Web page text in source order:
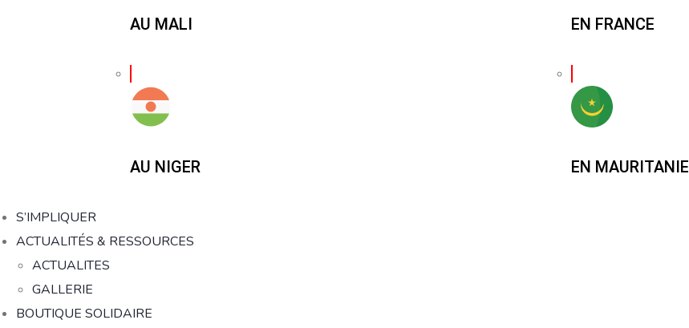
AU MALI
AU NIGER
EN FRANCE
EN MAURITANIE
S’IMPLIQUER
ACTUALITÉS & RESSOURCES
ACTUALITES
GALLERIE
BOUTIQUE SOLIDAIRE